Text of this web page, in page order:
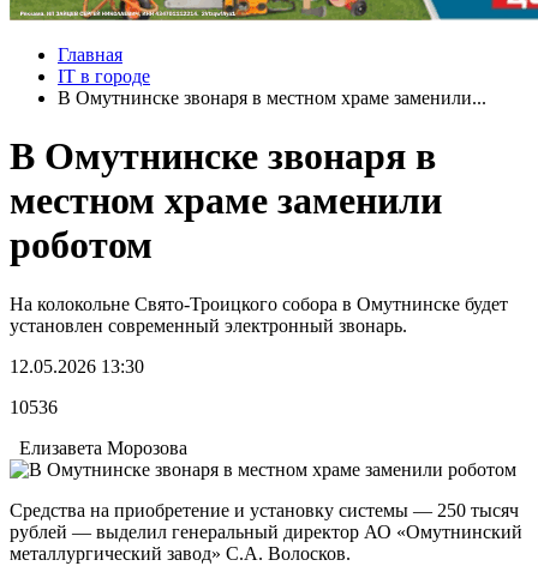
Главная
IT в городе
В Омутнинске звонаря в местном храме заменили...
В Омутнинске звонаря в
местном храме заменили
роботом
На колокольне Свято-Троицкого собора в Омутнинске будет
установлен современный электронный звонарь.
12.05.2026 13:30
10536
Елизавета Морозова
Средства на приобретение и установку системы — 250 тысяч
рублей — выделил генеральный директор АО «Омутнинский
металлургический завод» С.А. Волосков.